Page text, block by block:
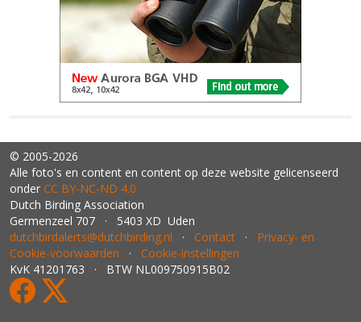
© 2005-2026
Alle foto's en content en content op deze website gelicenseerd
onder CC BY‑NC‑ND 4.0
Dutch Birding Association
Germenzeel 707 · 5403 XD Uden
dutchbirdalerts@dutchbirding.nl · Contact · Privacy- en
Cookie-voorwaarden · Cookie-instellingen
KvK 41201763 · BTW NL009750915B02